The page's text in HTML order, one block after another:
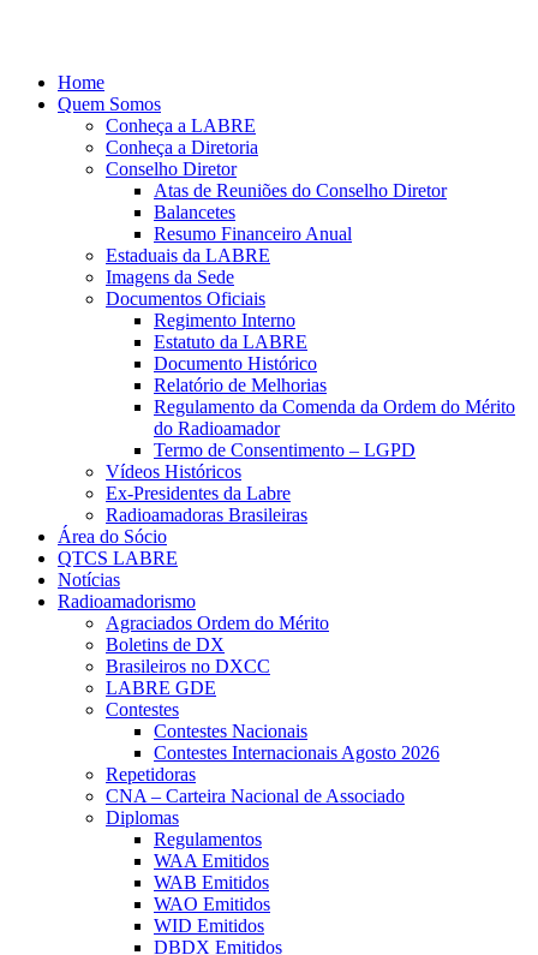
conteúdoHome
Quem Somos
Conheça a LABRE
Conheça a Diretoria
Conselho Diretor
Atas de Reuniões do Conselho Diretor
Balancetes
Resumo Financeiro Anual
Estaduais da LABRE
Imagens da Sede
Documentos Oficiais
Regimento Interno
Estatuto da LABRE
Documento Histórico
Relatório de Melhorias
Regulamento da Comenda da Ordem do Mérito
do Radioamador
Termo de Consentimento – LGPD
Vídeos Históricos
Ex-Presidentes da Labre
Radioamadoras Brasileiras
Área do Sócio
QTCS LABRE
Notícias
Radioamadorismo
Agraciados Ordem do Mérito
Boletins de DX
Brasileiros no DXCC
LABRE GDE
Contestes
Contestes Nacionais
Contestes Internacionais Agosto 2026
Repetidoras
CNA – Carteira Nacional de Associado
Diplomas
Regulamentos
WAA Emitidos
WAB Emitidos
WAO Emitidos
WID Emitidos
DBDX Emitidos